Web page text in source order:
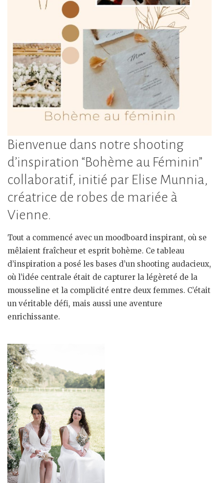
Bienvenue dans notre shooting
d’inspiration “Bohème au Féminin”
collaboratif, initié par Elise Munnia,
créatrice de robes de mariée à
Vienne.
Tout a commencé avec un moodboard inspirant, où se
mêlaient fraîcheur et esprit bohème. Ce tableau
d’inspiration a posé les bases d’un shooting audacieux,
où l’idée centrale était de capturer la légèreté de la
mousseline et la complicité entre deux femmes. C’était
un véritable défi, mais aussi une aventure
enrichissante.